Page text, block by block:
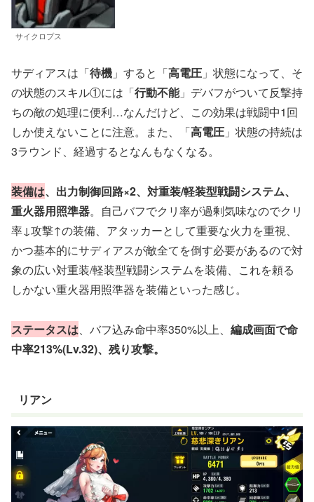
サイクロプス
サディアスは「待機 」すると「高電圧 」状態になって、そ
の状態のスキル①には「行動不能」デバフがついて反撃持
ちの敵の処理に便利…なんだけど、この効果は戦闘中1回
しか使えないことに注意。また、「高電圧 」状態の持続は
3ラウンド、経過するとなんもなくなる。
装備は、出力制御回路×2、対重装/軽装型戦闘システム、
重火器用照準器。自己バフでクリ率が過剰気味なのでクリ
率↓攻撃↑の装備、アタッカーとして重要な火力を重視、
かつ基本的にサディアスが敵全てを倒す必要があるので対
象の広い対重装/軽装型戦闘システムを装備、これを頼る
しかない重火器用照準器を装備といった感じ。
ステータスは 、バフ込み命中率350%以上、 編成画面で命
中率213%(Lv.32)、残り攻撃。
リアン